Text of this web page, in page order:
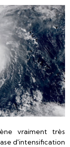
vraiment très
d'intensification